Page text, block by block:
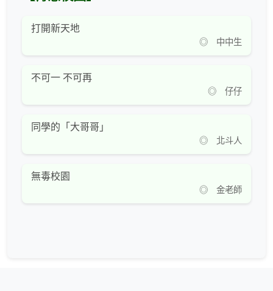
打開新天地
◎ 中中生
不可一 不可再
◎ 仔仔
同學的「大哥哥」
◎ 北斗人
無毒校園
◎ 金老師